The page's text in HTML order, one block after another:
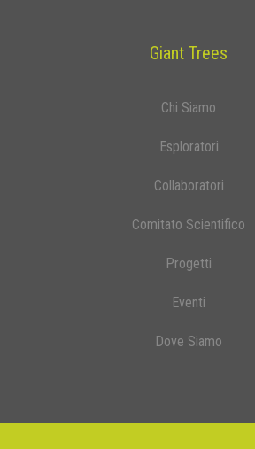
Giant Trees
Chi Siamo
Esploratori
Collaboratori
Comitato Scientifico
Progetti
Eventi
Dove Siamo